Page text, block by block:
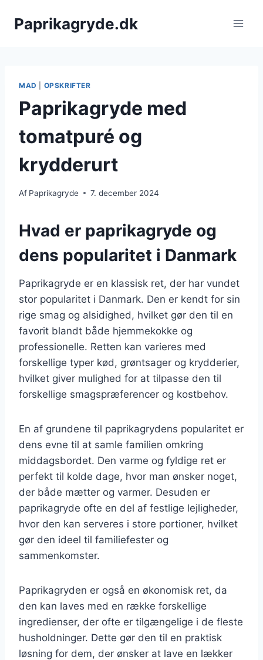
Paprikagryde.dk
MAD OPSKRIFTER
Paprikagryde med
tomatpuré og
krydderurt
Af Paprikagryde 7. december 2024
Hvad er paprikagryde og
dens popularitet i Danmark
Paprikagryde er en klassisk ret, der har vundet
stor popularitet i Danmark. Den er kendt for sin
rige smag og alsidighed, hvilket gør den til en
favorit blandt både hjemmekokke og
professionelle. Retten kan varieres med
forskellige typer kød, grøntsager og krydderier,
hvilket giver mulighed for at tilpasse den til
forskellige smagspræferencer og kostbehov.
En af grundene til paprikagrydens popularitet er
dens evne til at samle familien omkring
middagsbordet. Den varme og fyldige ret er
perfekt til kolde dage, hvor man ønsker noget,
der både mætter og varmer. Desuden er
paprikagryde ofte en del af festlige lejligheder,
hvor den kan serveres i store portioner, hvilket
gør den ideel til familiefester og
sammenkomster.
Paprikagryden er også en økonomisk ret, da
den kan laves med en række forskellige
ingredienser, der ofte er tilgængelige i de fleste
husholdninger. Dette gør den til en praktisk
løsning for dem, der ønsker at lave en lækker